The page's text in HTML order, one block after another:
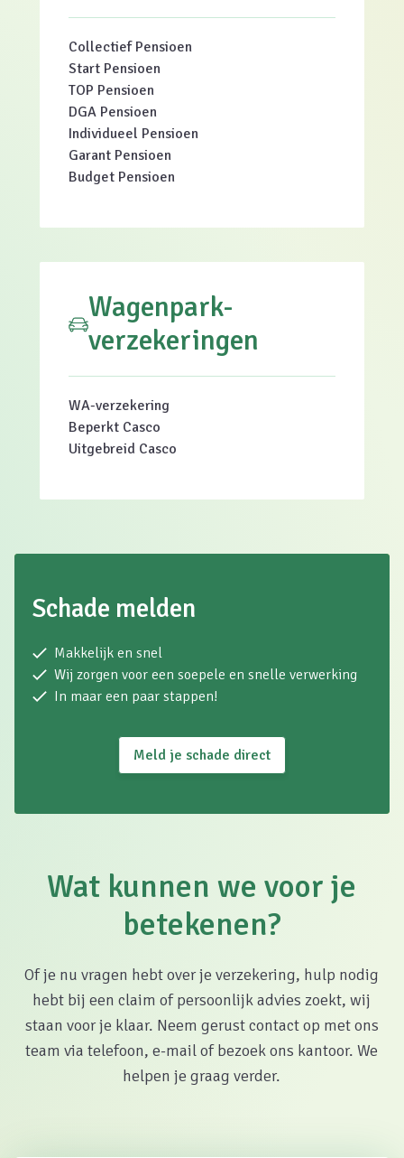
Collectief Pensioen
Start Pensioen
TOP Pensioen
DGA Pensioen
Individueel Pensioen
Garant Pensioen
Budget Pensioen
Wagenpark-
verzekeringen
WA-verzekering
Beperkt Casco
Uitgebreid Casco
Schade melden
Makkelijk en snel
Wij zorgen voor een soepele en snelle verwerking
In maar een paar stappen!
Meld je schade direct
Wat kunnen we voor je
betekenen?
Of je nu vragen hebt over je verzekering, hulp nodig
hebt bij een claim of persoonlijk advies zoekt, wij
staan voor je klaar. Neem gerust contact op met ons
team via telefoon, e-mail of bezoek ons kantoor. We
helpen je graag verder.